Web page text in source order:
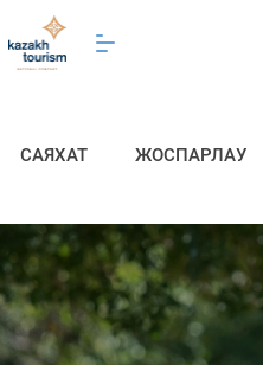
САЯХАТ ЖОСПАРЛАУ